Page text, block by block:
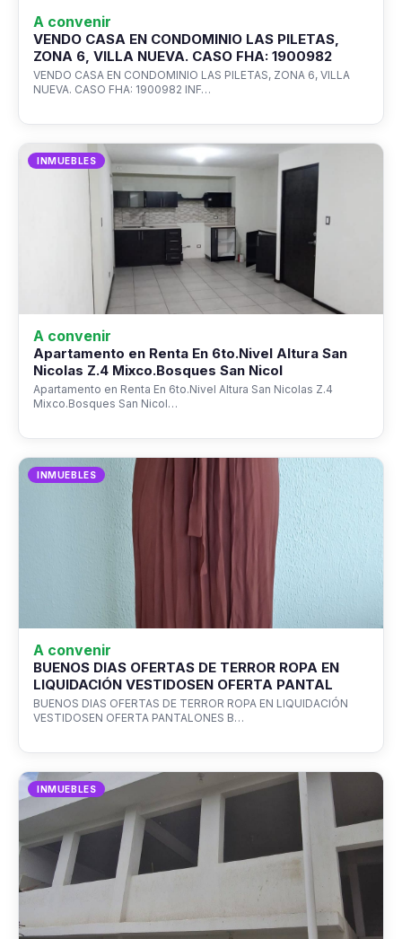
A convenir
VENDO CASA EN CONDOMINIO LAS PILETAS,
ZONA 6, VILLA NUEVA. CASO FHA: 1900982
VENDO CASA EN CONDOMINIO LAS PILETAS, ZONA 6, VILLA
NUEVA. CASO FHA: 1900982 INF…
INMUEBLES
A convenir
Apartamento en Renta En 6to.Nivel Altura San
Nicolas Z.4 Mixco.Bosques San Nicol
Apartamento en Renta En 6to.Nivel Altura San Nicolas Z.4
Mixco.Bosques San Nicol…
INMUEBLES
A convenir
BUENOS DIAS OFERTAS DE TERROR ROPA EN
LIQUIDACIÓN VESTIDOSEN OFERTA PANTAL
BUENOS DIAS OFERTAS DE TERROR ROPA EN LIQUIDACIÓN
VESTIDOSEN OFERTA PANTALONES B…
INMUEBLES